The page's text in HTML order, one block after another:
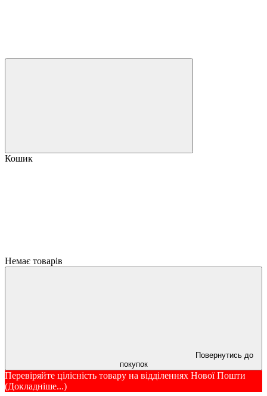
Кошик
Немає товарів
Повернутись до
покупок
Перевіряйте цілісність товару на відділеннях Нової Пошти
(Докладніше...)